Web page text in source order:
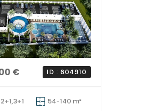
€ ID : 604910
54-140 m²